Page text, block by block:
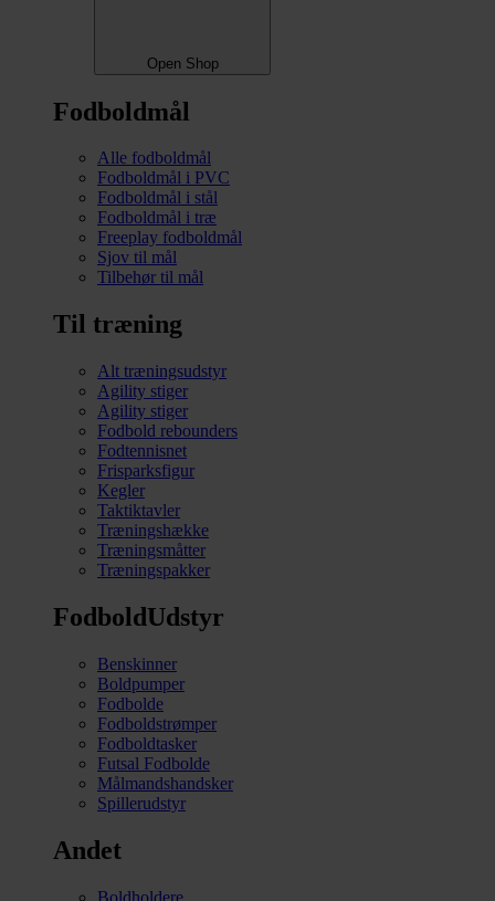
Open Shop
Fodboldmål
Alle fodboldmål
Fodboldmål i PVC
Fodboldmål i stål
Fodboldmål i træ
Freeplay fodboldmål
Sjov til mål
Tilbehør til mål
Til træning
Alt træningsudstyr
Agility stiger
Agility stiger
Fodbold rebounders
Fodtennisnet
Frisparksfigur
Kegler
Taktiktavler
Træningshække
Træningsmåtter
Træningspakker
FodboldUdstyr
Benskinner
Boldpumper
Fodbolde
Fodboldstrømper
Fodboldtasker
Futsal Fodbolde
Målmandshandsker
Spillerudstyr
Andet
Boldholdere